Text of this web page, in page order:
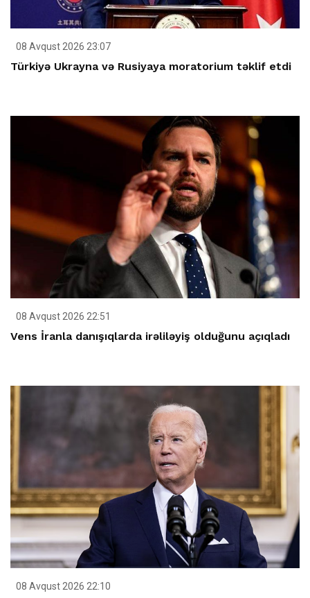
08 Avqust 2026 23:07
Türkiyə Ukrayna və Rusiyaya moratorium təklif etdi
08 Avqust 2026 22:51
Vens İranla danışıqlarda irəliləyiş olduğunu açıqladı
08 Avqust 2026 22:10